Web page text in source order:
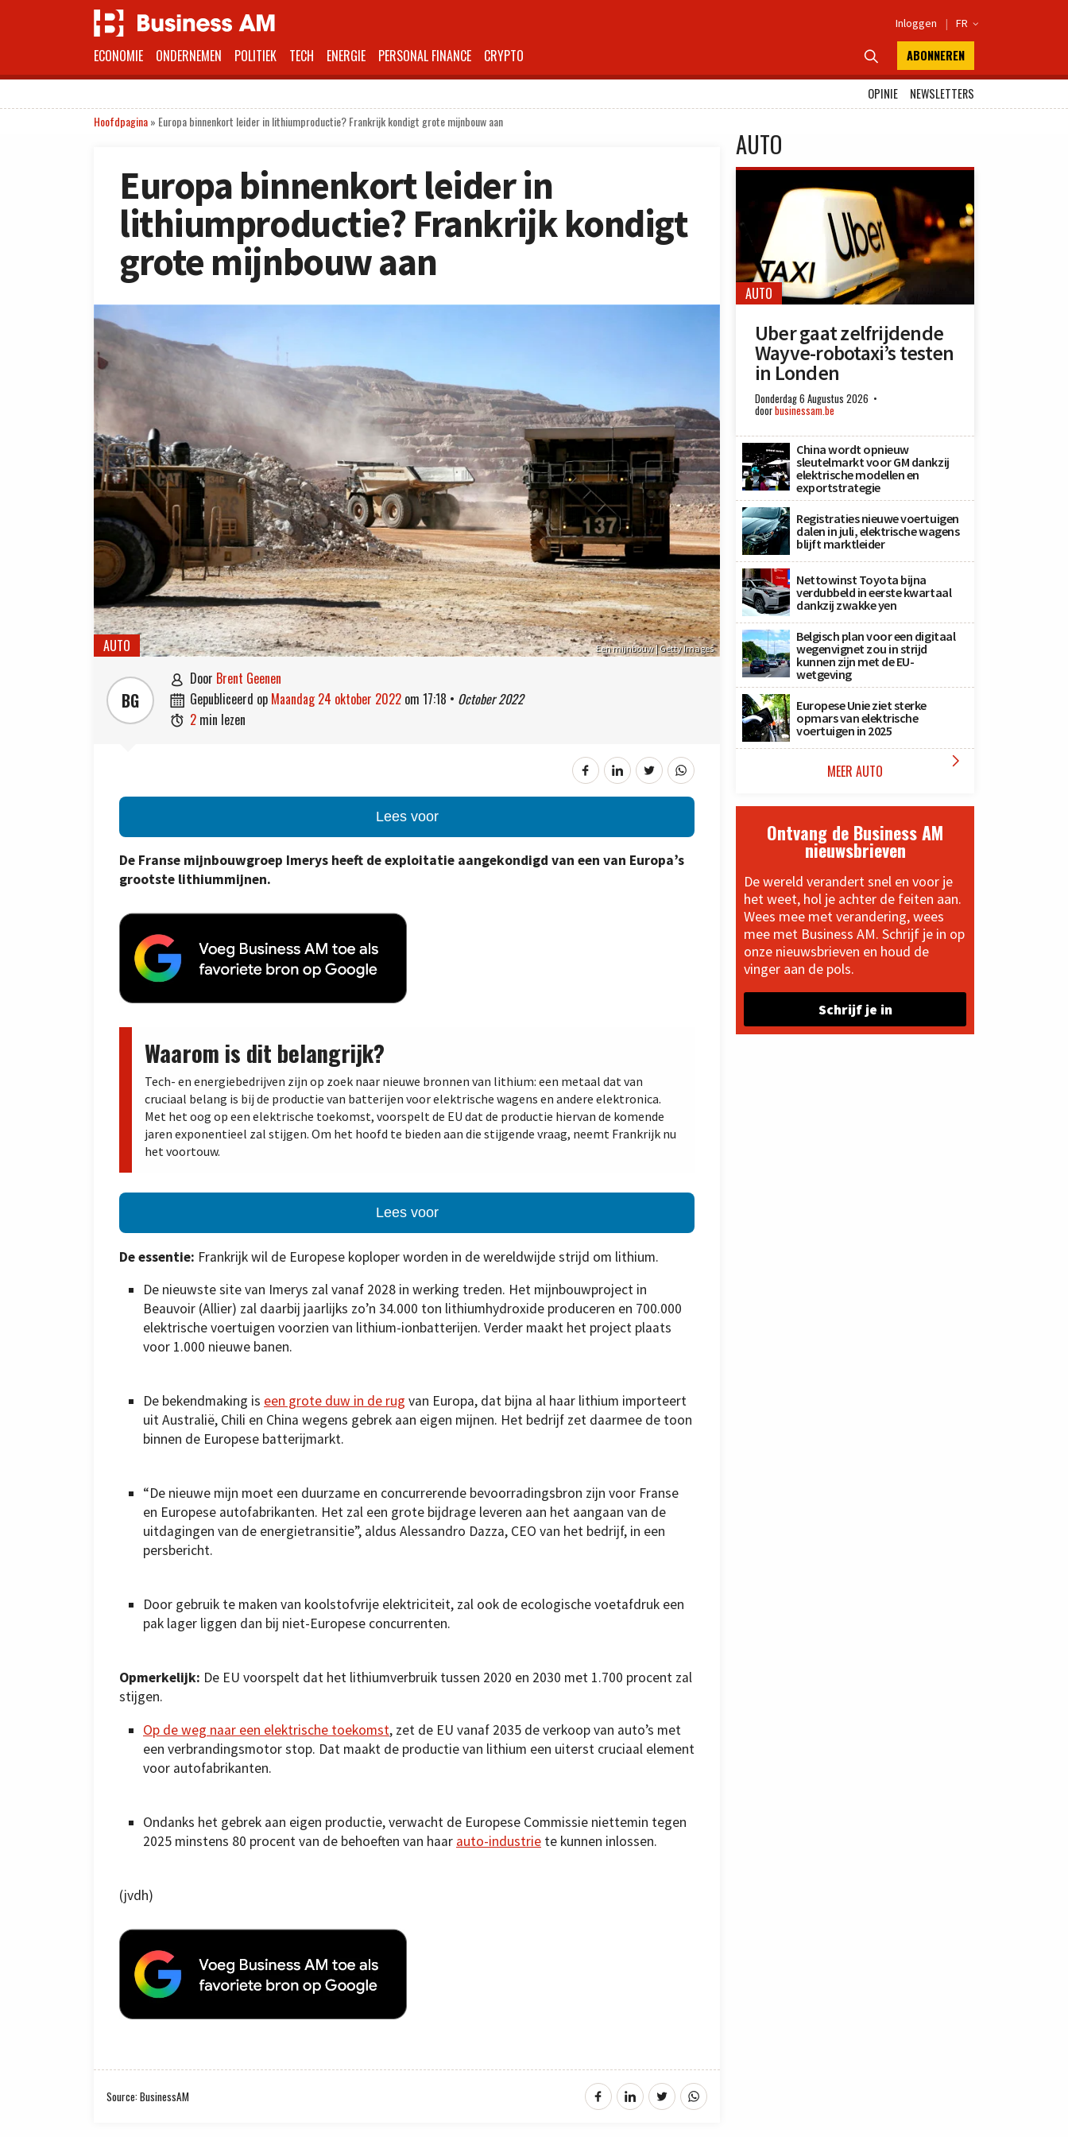
Inloggen | FR 
ECONOMIE ONDERNEMEN POLITIEK TECH ENERGIE PERSONAL FINANCE CRYPTO  ABONNEREN
OPINIE
NEWSLETTERS
Hoofdpagina» Europa binnenkort leider in lithiumproductie? Frankrijk kondigt grote mijnbouw aan
Europa binnenkort leider in
lithiumproductie? Frankrijk kondigt
grote mijnbouw aan
Een mijnbouw | Getty Images
AUTO
BG
 door Brent Geenen
 gepubliceerd op maandag 24 oktober 2022 om 17:18 • October 2022
 2 min lezen
Lees voor
De Franse mijnbouwgroep Imerys heeft de exploitatie aangekondigd van een van Europa’s
grootste lithiummijnen.
Waarom is dit belangrijk?
Tech- en energiebedrijven zijn op zoek naar nieuwe bronnen van lithium: een metaal dat van
cruciaal belang is bij de productie van batterijen voor elektrische wagens en andere elektronica.
Met het oog op een elektrische toekomst, voorspelt de EU dat de productie hiervan de komende
jaren exponentieel zal stijgen. Om het hoofd te bieden aan die stijgende vraag, neemt Frankrijk nu
het voortouw.
Lees voor
De essentie: Frankrijk wil de Europese koploper worden in de wereldwijde strijd om lithium.
De nieuwste site van Imerys zal vanaf 2028 in werking treden. Het mijnbouwproject in
Beauvoir (Allier) zal daarbij jaarlijks zo’n 34.000 ton lithiumhydroxide produceren en 700.000
elektrische voertuigen voorzien van lithium-ionbatterijen. Verder maakt het project plaats
voor 1.000 nieuwe banen.
De bekendmaking is een grote duw in de rug van Europa, dat bijna al haar lithium importeert
uit Australië, Chili en China wegens gebrek aan eigen mijnen. Het bedrijf zet daarmee de toon
binnen de Europese batterijmarkt.
“De nieuwe mijn moet een duurzame en concurrerende bevoorradingsbron zijn voor Franse
en Europese autofabrikanten. Het zal een grote bijdrage leveren aan het aangaan van de
uitdagingen van de energietransitie”, aldus Alessandro Dazza, CEO van het bedrijf, in een
persbericht.
Door gebruik te maken van koolstofvrije elektriciteit, zal ook de ecologische voetafdruk een
pak lager liggen dan bij niet-Europese concurrenten.
Opmerkelijk: De EU voorspelt dat het lithiumverbruik tussen 2020 en 2030 met 1.700 procent zal
stijgen.
Op de weg naar een elektrische toekomst, zet de EU vanaf 2035 de verkoop van auto’s met
een verbrandingsmotor stop. Dat maakt de productie van lithium een uiterst cruciaal element
voor autofabrikanten.
Ondanks het gebrek aan eigen productie, verwacht de Europese Commissie niettemin tegen
2025 minstens 80 procent van de behoeften van haar auto-industrie te kunnen inlossen.
(jvdh)
Source: BusinessAM
AUTO
AUTO
Uber gaat zelfrijdende
Wayve-robotaxi’s testen
in Londen
Donderdag 6 Augustus 2026
doorbusinessam.be
China wordt opnieuw
sleutelmarkt voor GM dankzij
elektrische modellen en
exportstrategie
Registraties nieuwe voertuigen
dalen in juli, elektrische wagens
blijft marktleider
Nettowinst Toyota bijna
verdubbeld in eerste kwartaal
dankzij zwakke yen
Belgisch plan voor een digitaal
wegenvignet zou in strijd
kunnen zijn met de EU-
wetgeving
Europese Unie ziet sterke
opmars van elektrische
voertuigen in 2025
MEER AUTO 
Ontvang de Business AM
nieuwsbrieven
De wereld verandert snel en voor je
het weet, hol je achter de feiten aan.
Wees mee met verandering, wees
mee met Business AM. Schrijf je in op
onze nieuwsbrieven en houd de
vinger aan de pols.
Schrijf je in